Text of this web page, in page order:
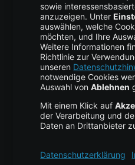
Backup
Cloud
Cloud
Leitfaden